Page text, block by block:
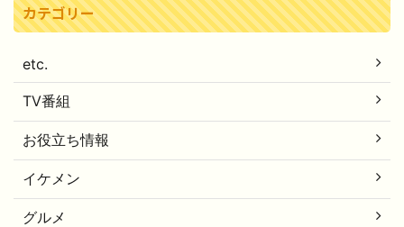
カテゴリー
etc.
TV番組
お役立ち情報
イケメン
グルメ